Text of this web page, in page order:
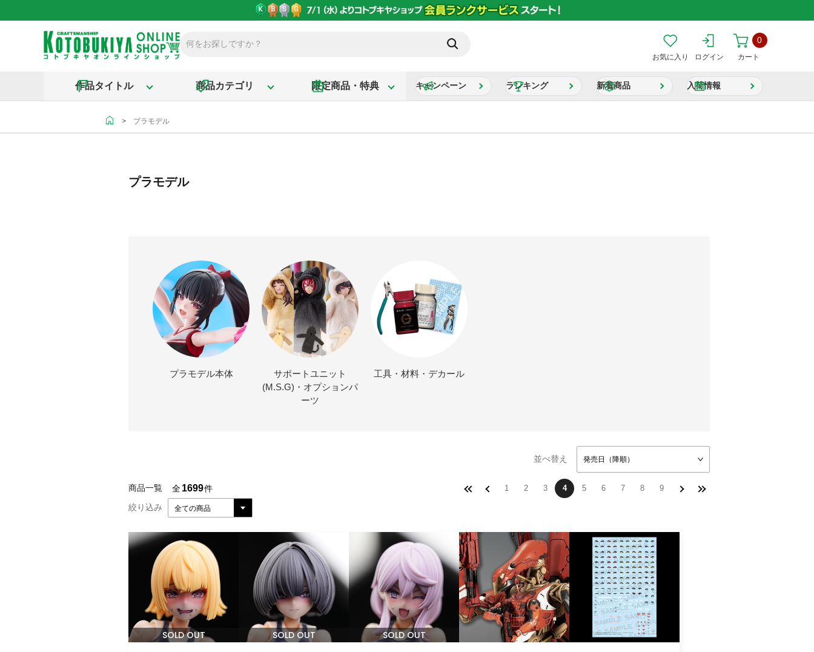
お気に入り ログイン カート
0
作品タイトル 商品カテゴリ 限定商品・特典 キャンペーン ランキング 新着商品 入荷情報
＞ プラモデル
プラモデル
プラモデル本体
サポートユニット
(M.S.G)・オプションパ
ーツ
工具・材料・デカール
並べ替え 発売日（降順）
商品一覧 全1699件 1 2 3 4 5 6 7 8 9
絞り込み 全ての商品
SOLD OUT SOLD OUT SOLD OUT